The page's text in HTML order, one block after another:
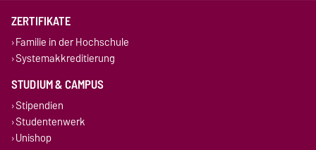
ZERTIFIKATE
Familie in der Hochschule
Systemakkreditierung
STUDIUM & CAMPUS
Stipendien
Studentenwerk
Unishop